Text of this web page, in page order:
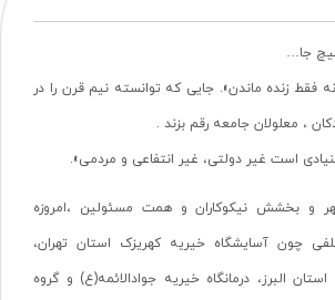
جا…
فقط زنده ماندن». جایی که توانسته نیم قرن را در
، معلولان جامعه رقم بزند .
است غیر دولتی، غیر انتفاعی و مردمی».
و بخشش نیکوکاران و همت مسئولین ،امروزه
چون آسایشگاه خیریه کهریزک استان تهران،
البرز، درمانگاه خیریه جوادالائمه(ع) و گروه